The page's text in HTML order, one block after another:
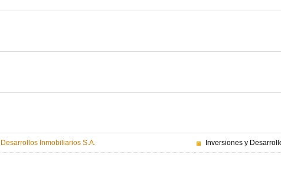
Desarrollos Inmobiliarios S.A.
Inversiones y